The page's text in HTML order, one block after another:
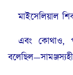
মাইসেলিয়াল
এবং কোথাও,